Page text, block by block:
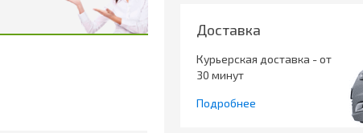
Доставка
Курьерская доставка - от
30 минут
Подробнее